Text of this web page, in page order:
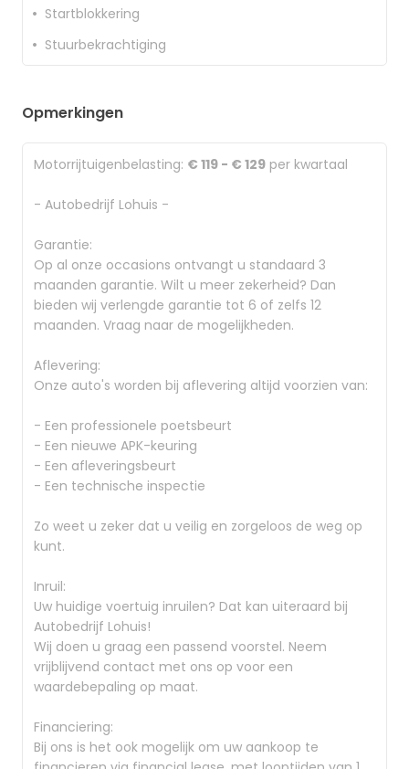
Startblokkering
Stuurbekrachtiging
Opmerkingen
Motorrijtuigenbelasting: € 119 - € 129per kwartaal
- Autobedrijf Lohuis -
Garantie:
Op al onze occasions ontvangt u standaard 3
maanden garantie. Wilt u meer zekerheid? Dan
bieden wij verlengde garantie tot 6 of zelfs 12
maanden. Vraag naar de mogelijkheden.
Aflevering:
Onze auto's worden bij aflevering altijd voorzien van:
- Een professionele poetsbeurt
- Een nieuwe APK-keuring
- Een afleveringsbeurt
- Een technische inspectie
Zo weet u zeker dat u veilig en zorgeloos de weg op
kunt.
Inruil:
Uw huidige voertuig inruilen? Dat kan uiteraard bij
Autobedrijf Lohuis!
Wij doen u graag een passend voorstel. Neem
vrijblijvend contact met ons op voor een
waardebepaling op maat.
Financiering:
Bij ons is het ook mogelijk om uw aankoop te